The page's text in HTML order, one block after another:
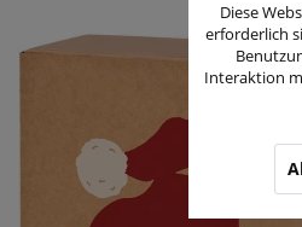
Diese
erforderlich
Interaktion